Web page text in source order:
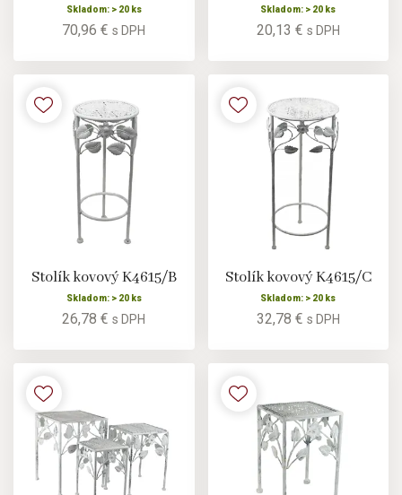
Skladom: > 20 ks
70,96 €s DPH
Skladom: > 20 ks
20,13 € s DPH
Stolík kovový K4615/B
Skladom: > 20 ks
26,78 €s DPH
Stolík kovový K4615/C
Skladom: > 20 ks
32,78 € s DPH